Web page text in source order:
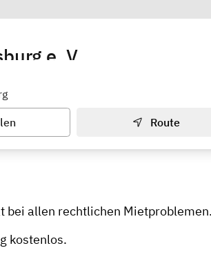
e. V.
Route
bei allen rechtlichen Mietproblemen.
kostenlos.